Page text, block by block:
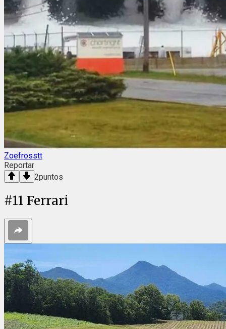
Zoefrosstt
Reportar
2puntos
#11 Ferrari